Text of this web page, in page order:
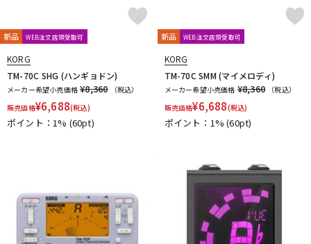
新品 WEB注文店頭受取可
KORG
TM-70C SHG (ハンギョドン)
メーカー希望小売価格 ¥8,360
（税込）
販売価格¥6,688(税込)
ポイント：1% (60pt)
新品 WEB注文店頭受取可
KORG
TM-70C SMM (マイメロディ)
メーカー希望小売価格 ¥8,360
（税込）
販売価格¥6,688(税込)
ポイント：1%(60pt)